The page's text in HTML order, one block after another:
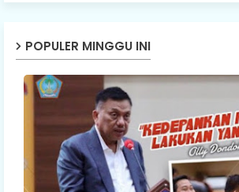
POPULER MINGGU INI